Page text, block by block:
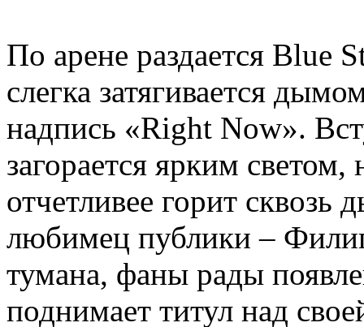
По арене раздается Blue
слегка затягивается
надпись «Right Now».
загорается ярким светом,
отчетливее горит сквозь
любимец публики –
тумана, фаны рады
поднимает титул над